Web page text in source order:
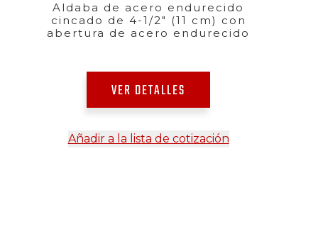
Aldaba de acero endurecido
cincado de 4-1/2" (11 cm) con
abertura de acero endurecido
VER DETALLES
Añadir a la lista de cotización